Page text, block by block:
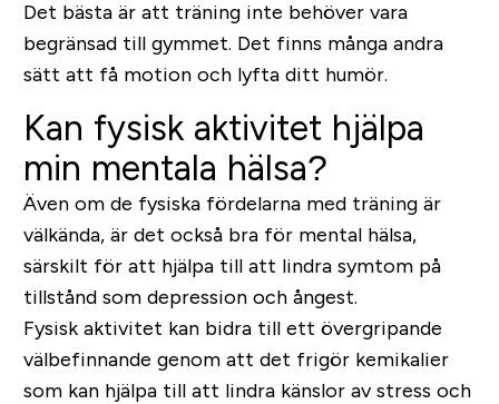
Det bästa är att träning inte behöver vara
begränsad till gymmet. Det finns många andra
sätt att få motion och lyfta ditt humör.
Kan fysisk aktivitet hjälpa
min mentala hälsa?
Även om de fysiska fördelarna med träning är
välkända, är det också bra för mental hälsa,
särskilt för att hjälpa till att lindra symtom på
tillstånd som depression och ångest.
Fysisk aktivitet kan bidra till ett övergripande
välbefinnande genom att det frigör kemikalier
som kan hjälpa till att lindra känslor av stress och